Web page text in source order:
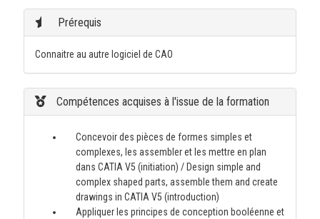
Prérequis
Connaitre au autre logiciel de CAO
Compétences acquises à l'issue de la formation
Concevoir des pièces de formes simples et
complexes, les assembler et les mettre en plan
dans CATIA V5 (initiation) / Design simple and
complex shaped parts, assemble them and create
drawings in CATIA V5 (introduction)
Appliquer les principes de conception booléenne et